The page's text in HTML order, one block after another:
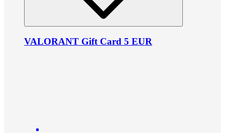
VALORANT Gift Card 5 EUR